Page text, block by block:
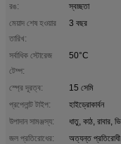
রঙ:
স্বচ্ছতা
মেয়াদ শেষ হওয়ার
তারিখ:
3 বছর
সর্বাধিক স্টোরেজ
টেম্প:
50°C
স্প্রে দূরত্ব:
15 সেমি
প্রপেলান্ট টাইপ:
হাইড্রোকার্বন
উপাদান সামঞ্জস্য:
ধাতু, কাঠ, রাবার,
জল প্রতিরোধের:
অত্যন্ত প্রতিরোধী